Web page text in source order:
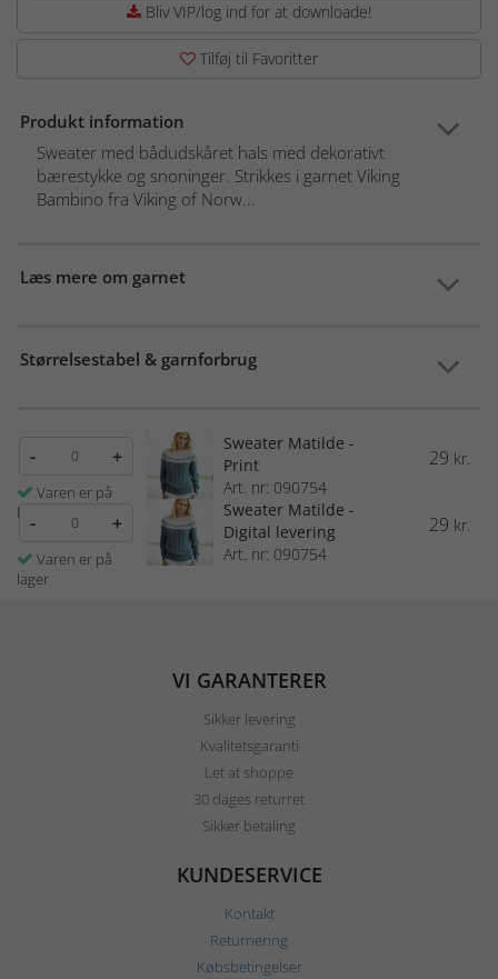
Bliv VIP/log ind for at downloade!
Tilføj til Favoritter
Produkt information
Sweater med bådudskåret hals med dekorativt
bærestykke og snoninger. Strikkes i garnet Viking
Bambino fra Viking of Norw...
Læs mere om garnet
Størrelsestabel & garnforbrug
- +
Varen er på
lager
Sweater Matilde -
Print
Art. nr: 090754
29 kr.
- +
Varen er på
lager
Sweater Matilde -
Digital levering
Art. nr: 090754
29 kr.
VI GARANTERER
Sikker levering
Kvalitetsgaranti
Let at shoppe
30 dages returret
Sikker betaling
KUNDESERVICE
Kontakt
Returnering
Købsbetingelser